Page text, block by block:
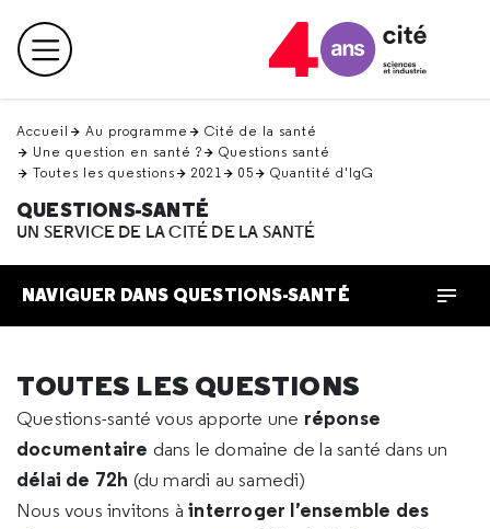
en
haut Menu principal
Accueil Au programme
Cité de la santé
Une question en santé ?
Questions santé
Toutes les questions
2021 05 Quantité d'IgG
QUESTIONS-SANTÉ
UN SERVICE DE LA CITÉ DE LA SANTÉ
NAVIGUER DANS QUESTIONS-SANTÉ
TOUTES LES QUESTIONS
Questions-santé vous apporte une réponse
documentaire dans le domaine de la santé dans un
délai de 72h (du mardi au samedi)
Nous vous invitons àinterroger l’ensemble des